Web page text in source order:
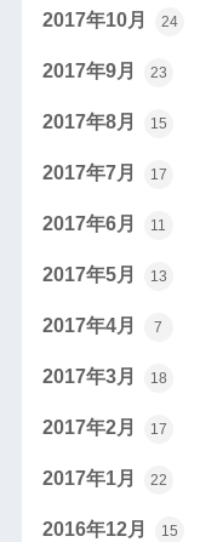
2017年10月 24
2017年9月 23
2017年8月 15
2017年7月 17
2017年6月 11
2017年5月 13
2017年4月 7
2017年3月 18
2017年2月 17
2017年1月 22
2016年12月 15